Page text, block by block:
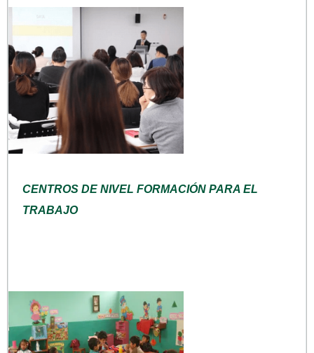
CENTROS DE NIVEL FORMACIÓN PARA EL
TRABAJO